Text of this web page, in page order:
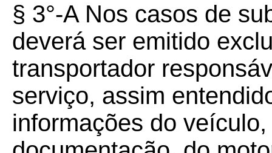
§ 3°-A Nos casos de
deverá ser emitido
transportador
serviço, assim
informações do